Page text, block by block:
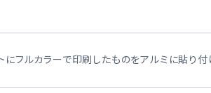
にフルカラーで印刷したものをアルミに貼り